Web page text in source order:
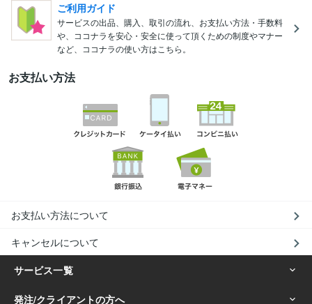
ご利用ガイド
サービスの出品、購入、取引の流れ、お支払い方法・手数料
や、ココナラを安心・安全に使って頂くための制度やマナー
など、ココナラの使い方はこちら。
お支払い方法
お支払い方法について
キャンセルについて